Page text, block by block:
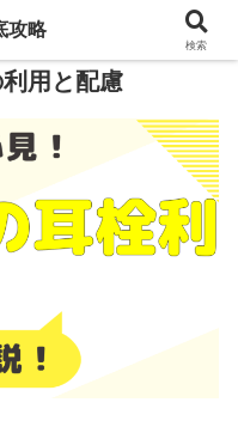
用と配慮
攻略
検索